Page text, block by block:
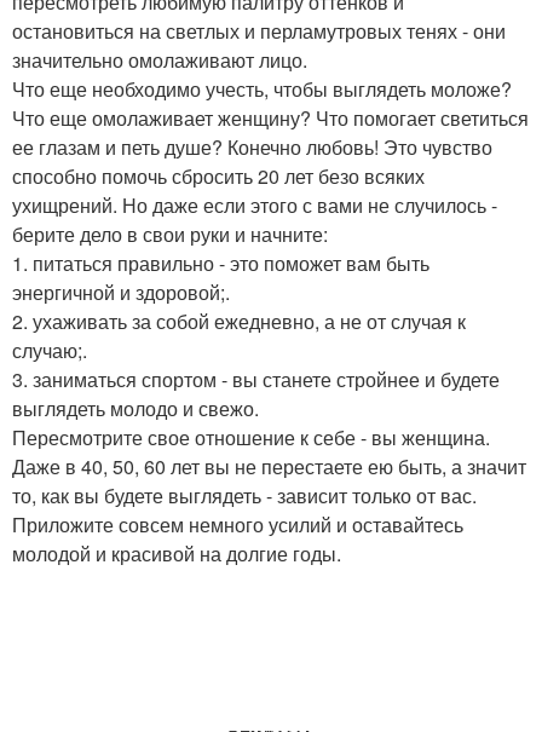
остановиться на светлых и перламутровых тенях - они
значительно омолаживают лицо.
Что еще необходимо учесть, чтобы выглядеть моложе?
Что еще омолаживает женщину? Что помогает светиться
ее глазам и петь душе? Конечно любовь! Это чувство
способно помочь сбросить 20 лет безо всяких
ухищрений. Но даже если этого с вами не случилось -
берите дело в свои руки и начните:
1. питаться правильно - это поможет вам быть
энергичной и здоровой;.
2. ухаживать за собой ежедневно, а не от случая к
случаю;.
3. заниматься спортом - вы станете стройнее и будете
выглядеть молодо и свежо.
Пересмотрите свое отношение к себе - вы женщина.
Даже в 40, 50, 60 лет вы не перестаете ею быть, а значит
то, как вы будете выглядеть - зависит только от вас.
Приложите совсем немного усилий и оставайтесь
молодой и красивой на долгие годы.